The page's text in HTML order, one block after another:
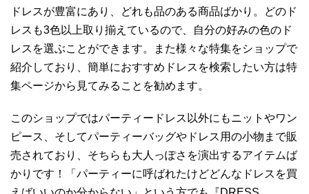
ドレスが豊富にあり、どれも品のある商品ばかり。どのド
レスも3色以上取り揃えているので、自分の好みの色のド
レスを選ぶことができます。また様々な特集をショップで
紹介しており、簡単におすすめドレスを検索したい方は特
集ページから見てみることを勧めます。
このショップではパーティードレス以外にもニットやワン
ピース、そしてパーティーバッグやドレス用の小物まで販
売されており、そちらも大人っぽさを演出するアイテムば
かりです！「パーティーに呼ばれたけどどんなドレスを買